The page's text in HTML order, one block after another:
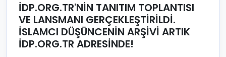
İDP.ORG.TR'NİN TANITIM TOPLANTISI
VE LANSMANI GERÇEKLEŞTİRİLDİ.
İSLAMCI DÜŞÜNCENİN ARŞİVİ ARTIK
İDP.ORG.TR ADRESİNDE!